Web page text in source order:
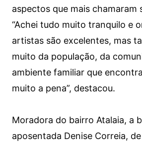
aspectos que mais chamaram
“Achei tudo muito tranquilo e
artistas são excelentes, mas
muito da população, da
ambiente familiar que
muito a pena”, destacou.
Moradora do bairro Atalaia, a
aposentada Denise Correia,